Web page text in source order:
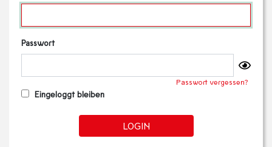
Passwort
Passwort vergessen?
Eingeloggt bleiben
LOGIN